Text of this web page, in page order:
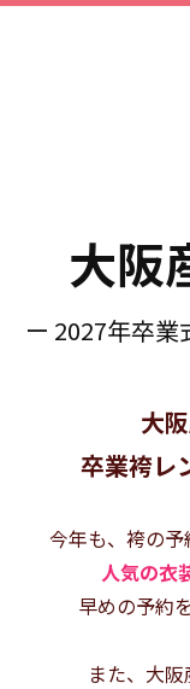
大阪
ー 2027年卒業
大
卒業袴レ
今年も、袴の予
人気の衣
早めの予約
また、大